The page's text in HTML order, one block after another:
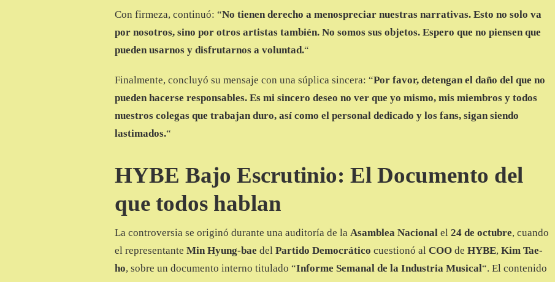
Con firmeza, continuó: “No tienen derecho a menospreciar nuestras narrativas. Esto no solo va
por nosotros, sino por otros artistas también. No somos sus objetos. Espero que no piensen que
pueden usarnos y disfrutarnos a voluntad.“
Finalmente, concluyó su mensaje con una súplica sincera: “Por favor, detengan el daño del que no
pueden hacerse responsables. Es mi sincero deseo no ver que yo mismo, mis miembros y todos
nuestros colegas que trabajan duro, así como el personal dedicado y los fans, sigan siendo
lastimados.“
HYBE Bajo Escrutinio: El Documento del
que todos hablan
La controversia se originó durante una auditoría de la Asamblea Nacional el 24 de octubre, cuando
el representante Min Hyung-bae del Partido Democrático cuestionó al COO de HYBE, Kim Tae-
ho, sobre un documento interno titulado “Informe Semanal de la Industria Musical“. El contenido